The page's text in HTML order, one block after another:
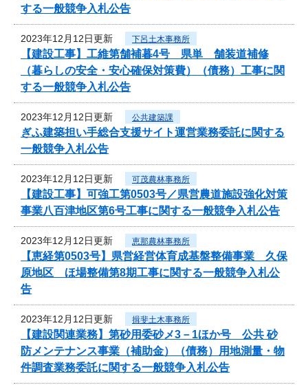
する一般競争入札公告
2023年12月12日更新 下呂土木事務所
【建設工事】工維第舗補暮4号 県単 舗装道補修
（暮らしの安全・安心確保対策費）（債務）工事に関
する一般競争入札公告
2023年12月12日更新 公共建築課
ぎふ建築担い手総合支援サイト運営業務委託に関する
一般競争入札公告
2023年12月12日更新 可茂農林事務所
【建設工事】可強工第0503号／県営農道施設強化対策
事業八百津地区第6号工事に関する一般競争入札公告
2023年12月12日更新 恵那農林事務所
【恵経第0503号】県営経営体育成基盤整備事業 久保
原地区 ほ場整備第8期工事に関する一般競争入札公
告
2023年12月12日更新 揖斐土木事務所
【建設関連業務】第砂用委砂メ3－1ほか号 公共 砂
防メンテナンス事業（補助金）（債務）用地測量・物
件調査業務委託に関する一般競争入札公告